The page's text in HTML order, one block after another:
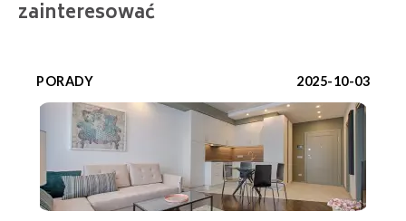
zainteresować
PORADY 2025-10-03